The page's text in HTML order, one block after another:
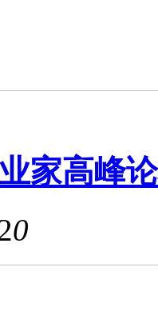
家高峰
0